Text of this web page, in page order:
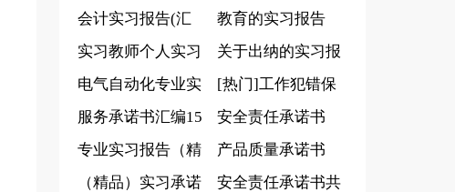
篇
书
会计实习报告(汇
总15篇)
教育的实习报告
实习教师个人实习
报告
关于出纳的实习报
告15篇
电气自动化专业实
习报告集锦13篇
[热门]工作犯错保
证书15篇
服务承诺书汇编15
篇
安全责任承诺书
(集锦15篇)
专业实习报告（精
品15篇）
产品质量承诺书
(共15篇)
（精品）实习承诺
安全责任承诺书共